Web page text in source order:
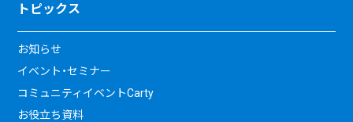
トピックス
お知らせ
イベント・セミナー
コミュニティイベントCarty
お役立ち資料